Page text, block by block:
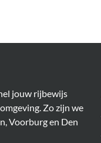
jouw rijbewijs
Zo zijn we
Voorburg en Den